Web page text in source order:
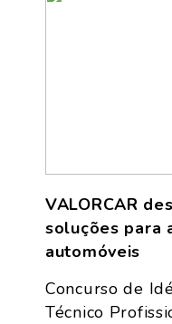
VALORCAR
soluções para
automóveis
Concurso de
Técnico